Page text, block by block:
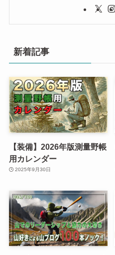
新着記事
【装備】2026年版測量野帳
用カレンダー
2025年9月30日